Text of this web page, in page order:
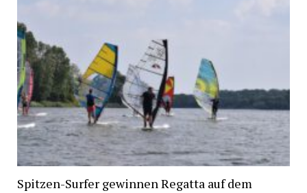
Spitzen-Surfer gewinnen Regatta auf dem